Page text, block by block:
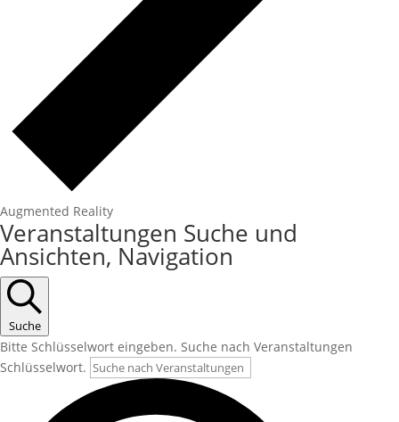
Augmented Reality
Veranstaltungen Suche und
Ansichten, Navigation
Suche
Bitte Schlüsselwort eingeben. Suche nach Veranstaltungen
Schlüsselwort.